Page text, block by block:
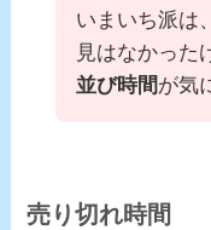
いまいち派は
見はなかった
並び時間が気
売り切れ時間